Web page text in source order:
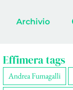
Archivio
Effimera tags
Andrea Fumagalli